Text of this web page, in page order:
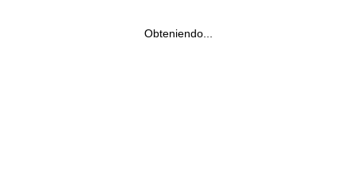
Obteniendo...